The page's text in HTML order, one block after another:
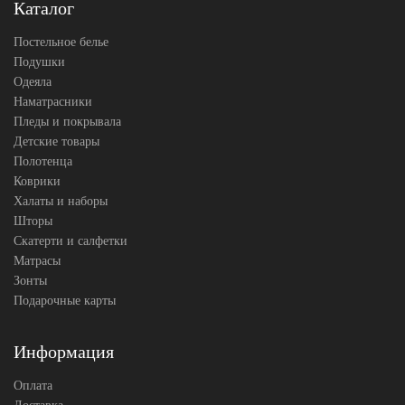
Каталог
Постельное белье
Подушки
Одеяла
Наматрасники
Пледы и покрывала
Детские товары
Полотенца
Коврики
Халаты и наборы
Шторы
Скатерти и салфетки
Матрасы
Зонты
Подарочные карты
Информация
Оплата